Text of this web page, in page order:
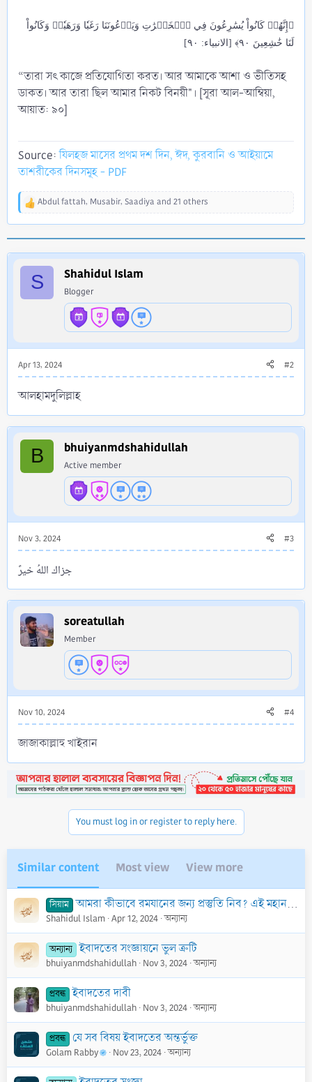
﴿إِنَّهُمۡ كَانُواْ يُسَٰرِعُونَ فِي ٱلۡخَيۡرَٰتِ وَيَدۡعُونَنَا رَغَبٗا وَرَهَبٗاۖ وَكَانُواْ
لَنَا خَٰشِعِينَ ٩٠﴾ [الانبياء: ٩٠]
“তারা সৎ কাজে প্রতিযোগিতা করত। আর আমাকে আশা ও ভীতিসহ
ডাকত। আর তারা ছিল আমার নিকট বিনয়ী"। [সূরা আল-আম্বিয়া,
আয়াত: ৯০]
Source:যিলহজ মাসের প্রথম দশ দিন, ঈদ, কুরবানি ও আইয়ামে
তাশরীকের দিনসমূহ - PDF
R
t
i
Abdul fattah, Musabir, Saadiya and 21 others
S Shahidul Islam
Blogger
Apr 13, 2024 #2
আলহামদুলিল্লাহ
B bhuiyanmdshahidullah
Active member
Nov 3, 2024 #3
جزاك اللهُ خيرً
soreatullah
Member
Nov 10, 2024 #4
জাজাকাল্লাহু খাইরান
You must log in or register to reply here.
Similar content Most view View more
সিয়াম আমরা কীভাবে রমযানের জন্য প্রস্তুতি নিব? এই মহান মাসে কোন কাজটি সর্বোত্তম?
Shahidul Islam Apr 12, 2024 অন্যান্য
অন্যান্য ইবাদতের সংজ্ঞায়নে ভুল ত্রুটি
bhuiyanmdshahidullah Nov 3, 2024 অন্যান্য
প্রবন্ধ ইবাদতের দাবী
bhuiyanmdshahidullah Nov 3, 2024 অন্যান্য
প্রবন্ধ যে সব বিষয় ইবাদতের অন্তর্ভুক্ত
Golam Rabby Nov 23, 2024 অন্যান্য